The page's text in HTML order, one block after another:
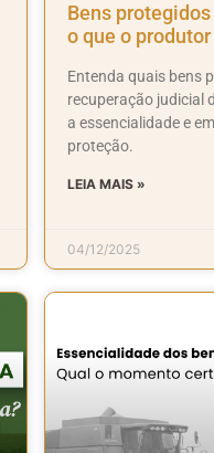
Bens
o que o
Entenda quais bens
recuperação judicial
a essencialidade e
proteção.
LEIA MAIS »
04/12/2025